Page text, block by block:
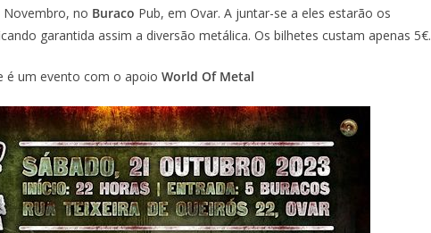
Novembro, no Buraco Pub, em Ovar. A juntar-se a eles estarão os
garantida assim a diversão metálica. Os bilhetes custam apenas 5€.
é um evento com o apoio World Of Metal